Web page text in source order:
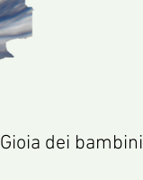
Gioia dei bambini